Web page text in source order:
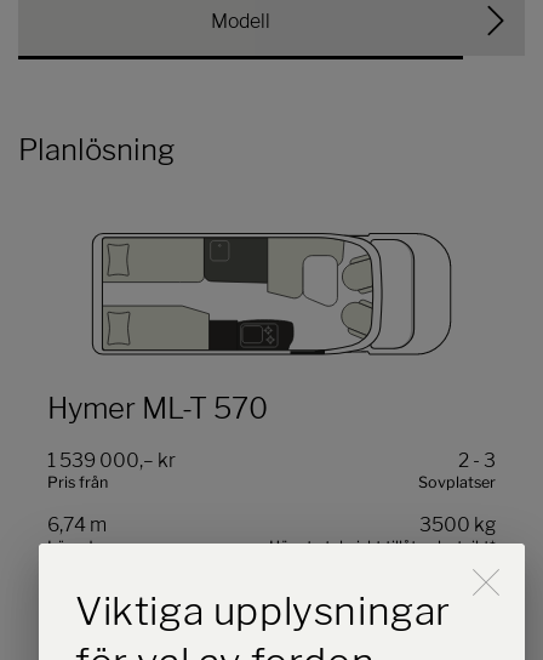
Modell
Planlösning
Hymer ML-T 570
1 539 000,– kr
Pris från
2 - 3
Sovplatser
6,74 m
Längd
3500 kg
Högsta tekniskt tillåtna lastvikt*
Välj planlösning
Durch Scrolling wird der
Viktiga upplysningar